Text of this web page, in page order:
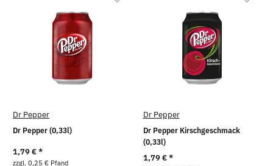
Dr Pepper
Dr Pepper (0,33l)
1,79 €*
zzgl. 0,25 € Pfand
Dr Pepper
Dr Pepper Kirschgeschmack
(0,33l)
1,79 €*